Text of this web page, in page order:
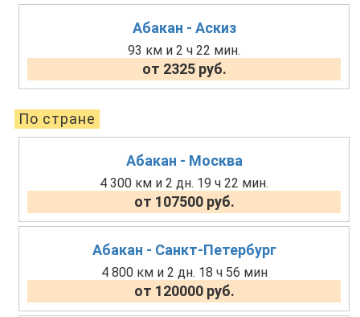
Абакан - Аскиз
93 км и 2 ч 22 мин.
от 2325 руб.
По стране
Абакан - Москва
4 300 км и 2 дн. 19 ч 22 мин.
от 107500 руб.
Абакан - Санкт-Петербург
4 800 км и 2 дн. 18 ч 56 мин
от 120000 руб.